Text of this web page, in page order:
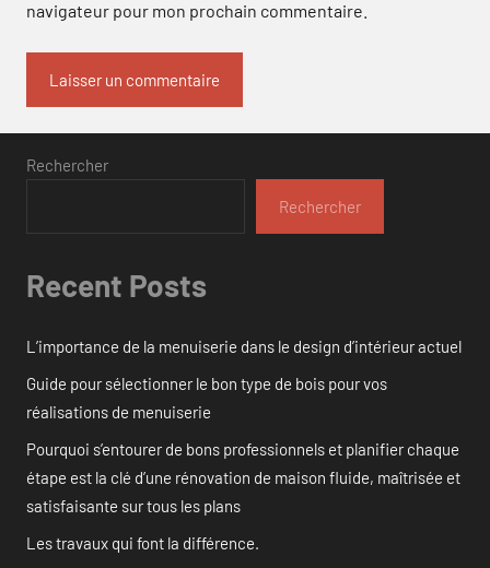
navigateur pour mon prochain commentaire.
Rechercher
Rechercher
Recent Posts
L’importance de la menuiserie dans le design d’intérieur actuel
Guide pour sélectionner le bon type de bois pour vos
réalisations de menuiserie
Pourquoi s’entourer de bons professionnels et planifier chaque
étape est la clé d’une rénovation de maison fluide, maîtrisée et
satisfaisante sur tous les plans
Les travaux qui font la différence.